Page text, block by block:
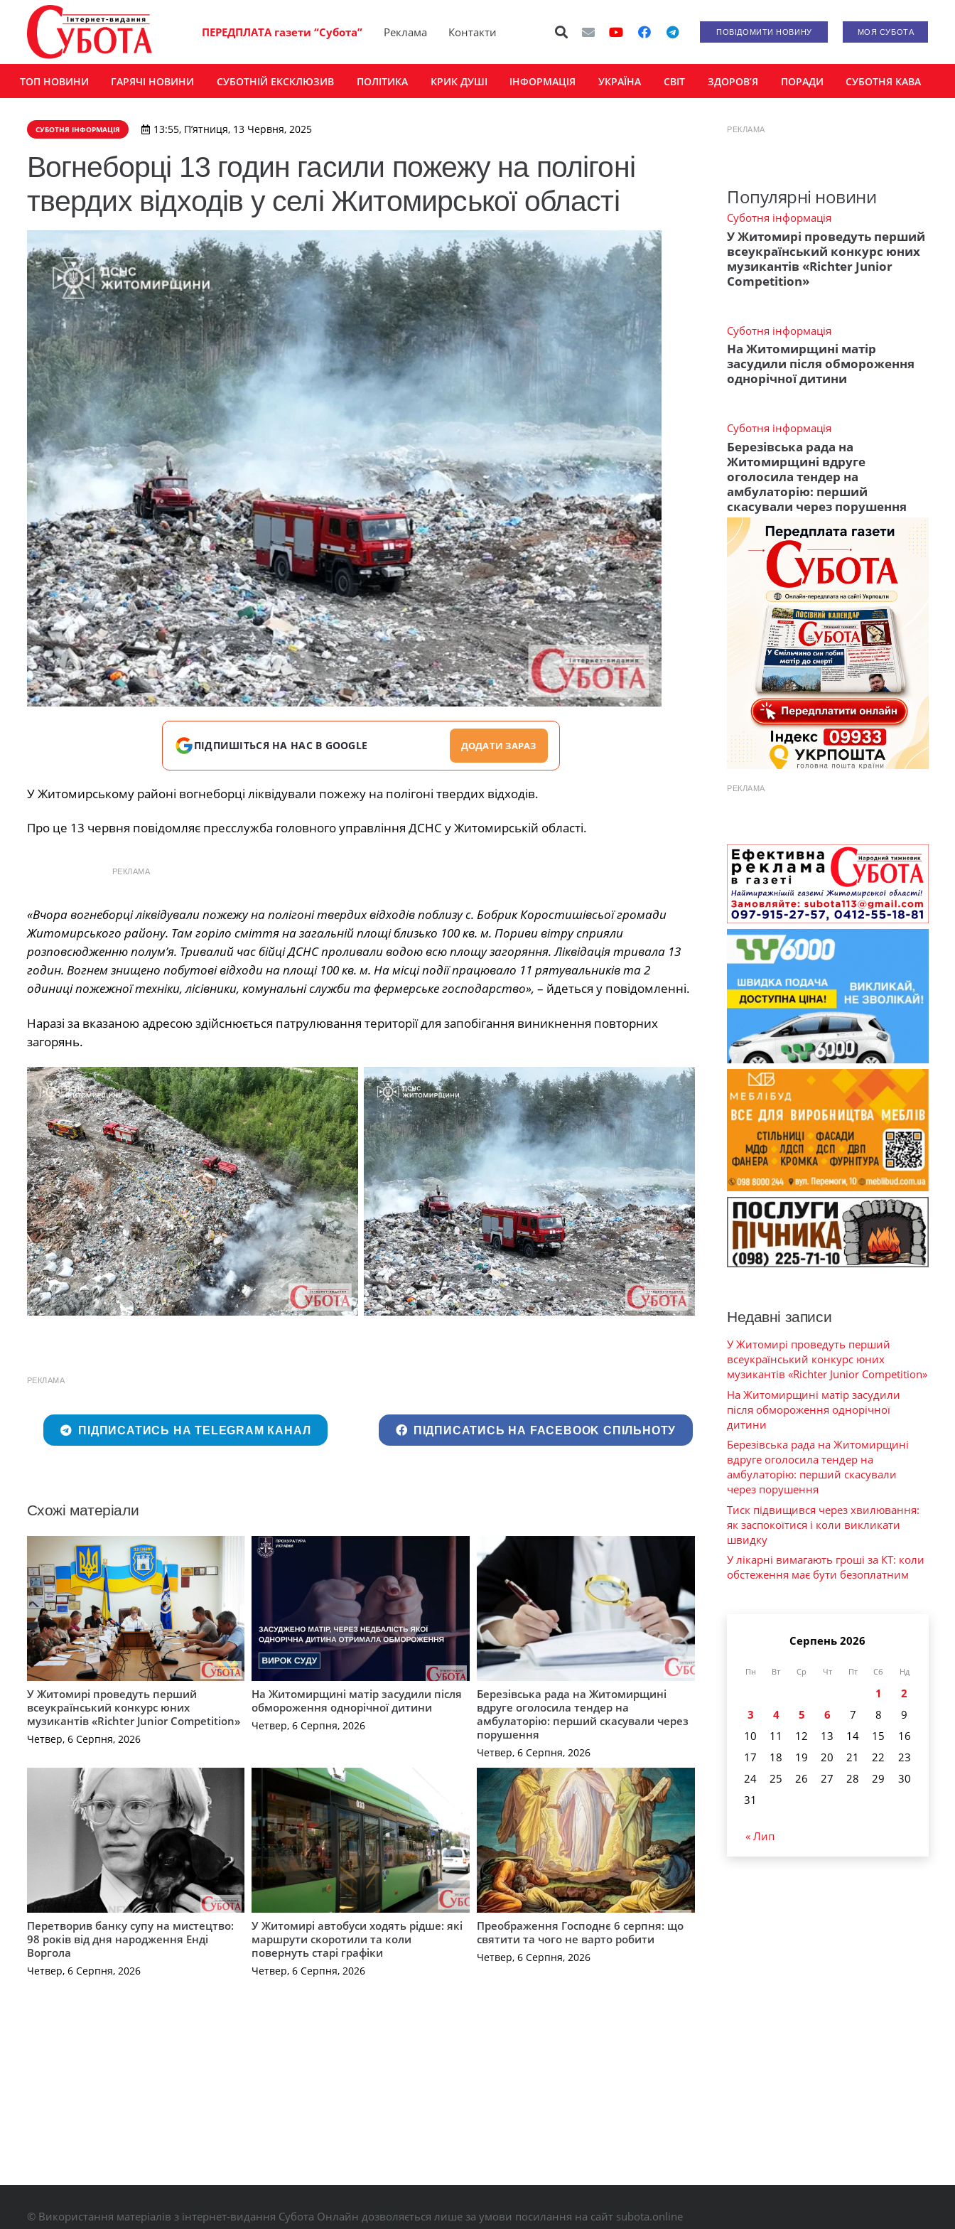
ПЕРЕДПЛАТА газети “Субота” Реклама Контакти ПОВІДОМИТИ НОВИНУ МОЯ СУБОТА
ТОП НОВИНИ ГАРЯЧІ НОВИНИ СУБОТНІЙ ЕКСКЛЮЗИВ ПОЛІТИКА КРИК ДУШІ ІНФОРМАЦІЯ УКРАЇНА СВІТ ЗДОРОВ’Я ПОРАДИ СУБОТНЯ КАВА
СУБОТНЯ ІНФОРМАЦІЯ 13:55, П’ятниця, 13 Червня, 2025
Вогнеборці 13 годин гасили пожежу на полігоні
твердих відходів у селі Житомирської області
ПІДПИШІТЬСЯ НА НАС В GOOGLE ДОДАТИ ЗАРАЗ
У Житомирському районі вогнеборці ліквідували пожежу на полігоні твердих відходів.
Про це 13 червня повідомляє пресслужба головного управління ДСНС у Житомирській області.
РЕКЛАМА
«Вчора вогнеборці ліквідували пожежу на полігоні твердих відходів поблизу с. Бобрик Коростишівсьої громади
Житомирського району. Там горіло сміття на загальній площі близько 100 кв. м. Пориви вітру сприяли
розповсюдженню полум’я. Тривалий час бійці ДСНС проливали водою всю площу загоряння. Ліквідація тривала 13
годин. Вогнем знищено побутові відходи на площі 100 кв. м. На місці події працювало 11 рятувальників та 2
одиниці пожежної техніки, лісівники, комунальні служби та фермерське господарство», – йдеться у повідомленні.
Наразі за вказаною адресою здійснюється патрулювання території для запобігання виникнення повторних
загорянь.
РЕКЛАМА
ПІДПИСАТИСЬ НА TELEGRAM КАНАЛ ПІДПИСАТИСЬ НА FACEBOOK СПІЛЬНОТУ
Схожі матеріали
У Житомирі проведуть перший
всеукраїнський конкурс юних
музикантів «Richter Junior Competition»
Четвер, 6 Серпня, 2026
На Житомирщині матір засудили після
обмороження однорічної дитини
Четвер, 6 Серпня, 2026
Березівська рада на Житомирщині
вдруге оголосила тендер на
амбулаторію: перший скасували через
порушення
Четвер, 6 Серпня, 2026
Перетворив банку супу на мистецтво:
98 років від дня народження Енді
Воргола
Четвер, 6 Серпня, 2026
У Житомирі автобуси ходять рідше: які
маршрути скоротили та коли
повернуть старі графіки
Четвер, 6 Серпня, 2026
Преображення Господнє 6 серпня: що
святити та чого не варто робити
Четвер, 6 Серпня, 2026
РЕКЛАМА
Популярні новини
Суботня інформація
У Житомирі проведуть перший
всеукраїнський конкурс юних
музикантів «Richter Junior
Competition»
Суботня інформація
На Житомирщині матір
засудили після обмороження
однорічної дитини
Суботня інформація
Березівська рада на
Житомирщині вдруге
оголосила тендер на
амбулаторію: перший
скасували через порушення
РЕКЛАМА
Недавні записи
У Житомирі проведуть перший
всеукраїнський конкурс юних
музикантів «Richter Junior Competition»
На Житомирщині матір засудили
після обмороження однорічної
дитини
Березівська рада на Житомирщині
вдруге оголосила тендер на
амбулаторію: перший скасували
через порушення
Тиск підвищився через хвилювання:
як заспокоїтися і коли викликати
швидку
У лікарні вимагають гроші за КТ: коли
обстеження має бути безоплатним
Серпень 2026
Пн Вт Ср Чт Пт Сб Нд
1
2
3
4 5 6 7 8
9
10
11 12 13 14 15
16
17
18 19 20 21 22
23
24
25 26 27 28 29
30
31
« Лип
© Використання матеріалів з інтернет-видання Субота Онлайн дозволяється лише за умови посилання на сайт subota.online